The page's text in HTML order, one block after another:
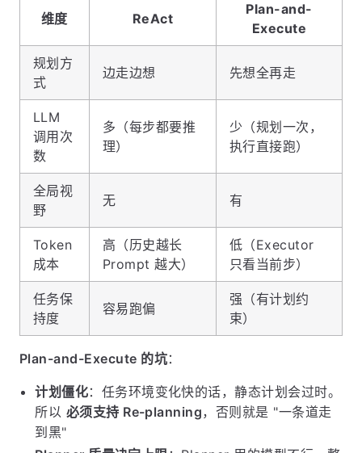
维度 ReAct
Plan-and-
Execute
规划方
式
边走边想 先想全再走
LLM
调用次
数
多（每步都要推
理）
少（规划一次，
执行直接跑）
全局视
野
无 有
Token
成本
高（历史越长
Prompt 越大）
低（Executor
只看当前步）
任务保
持度
容易跑偏
强（有计划约
束）
Plan-and-Execute 的坑：
计划僵化：任务环境变化快的话，静态计划会过时。
所以 必须支持 Re-planning，否则就是 "一条道走
到黑"